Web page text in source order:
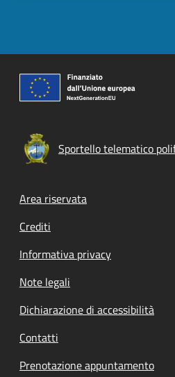
Sportello telematico
Footer menu
Area riservata
Crediti
Informativa privacy
Note legali
Dichiarazione di accessibilità
Contatti
Prenotazione appuntamento